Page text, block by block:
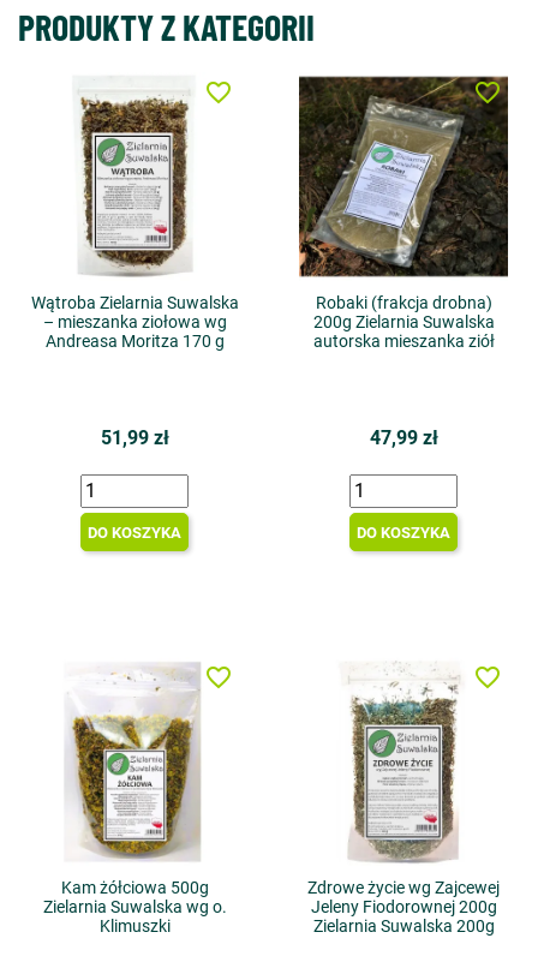
PRODUKTY Z KATEGORII
Wątroba Zielarnia Suwalska
– mieszanka ziołowa wg
Andreasa Moritza 170 g
51,99 zł
DO KOSZYKA
favorite_border
Robaki (frakcja drobna)
200g Zielarnia Suwalska
autorska mieszanka ziół
47,99 zł
DO KOSZYKA
favorite_border
Kam żółciowa 500g
Zielarnia Suwalska wg o.
Klimuszki
favorite_border
Zdrowe życie wg Zajcewej
Jeleny Fiodorownej 200g
Zielarnia Suwalska 200g
favorite_border